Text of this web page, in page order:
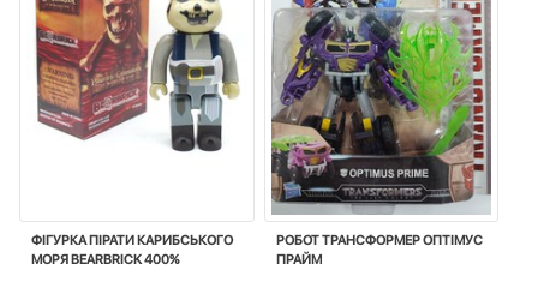
ФІГУРКА ПІРАТИ КАРИБСЬКОГО
МОРЯ BEARBRICK 400%
РОБОТ ТРАНСФОРМЕР ОПТІМУС
ПРАЙМ